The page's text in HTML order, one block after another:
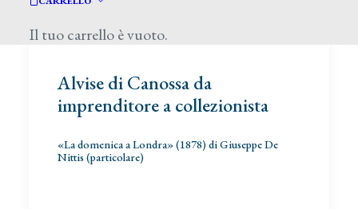
Il tuo carrello è vuoto.
Alvise di Canossa da
imprenditore a collezionista
«La domenica a Londra» (1878) di Giuseppe De
Nittis (particolare)